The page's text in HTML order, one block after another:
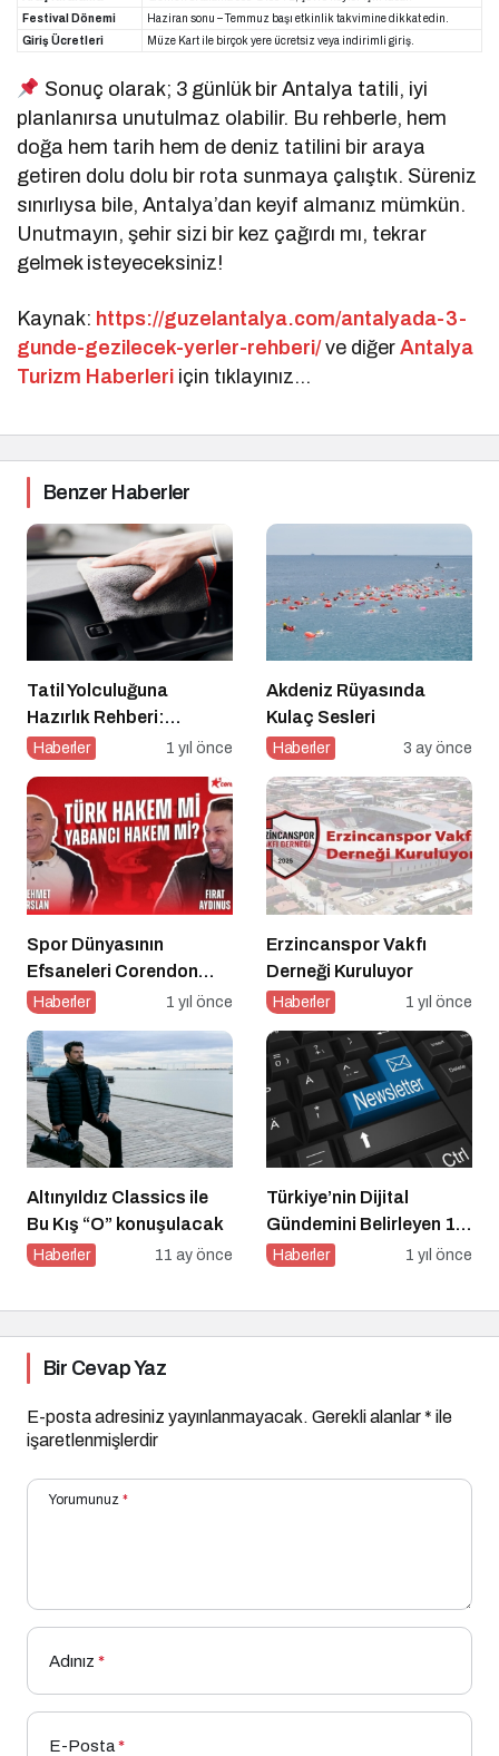
Festival Dönemi
Haziran sonu – Temmuz başı etkinlik takvimine dikkat edin.
Giriş Ücretleri
Müze Kart ile birçok yere ücretsiz veya indirimli giriş.
Sonuç olarak; 3 günlük bir Antalya tatili, iyi
planlanırsa unutulmaz olabilir. Bu rehberle, hem
doğa hem tarih hem de deniz tatilini bir araya
getiren dolu dolu bir rota sunmaya çalıştık. Süreniz
sınırlıysa bile, Antalya’dan keyif almanız mümkün.
Unutmayın, şehir sizi bir kez çağırdı mı, tekrar
gelmek isteyeceksiniz!
Kaynak: https://guzelantalya.com/antalyada-3-
gunde-gezilecek-yerler-rehberi/ve diğerAntalya
Turizm Haberleri için tıklayınız…
Benzer Haberler
Tatil Yolculuğuna
Hazırlık Rehberi:
Aracınız İçin Almanız
Haberler 1 yıl önce
Akdeniz Rüyasında
Kulaç Sesleri
Haberler 3 ay önce
Spor Dünyasının
Efsaneleri Corendon
Sport Talks’ta
Haberler 1 yıl önce
Erzincanspor Vakfı
Derneği Kuruluyor
Haberler 1 yıl önce
Altınyıldız Classics ile
Bu Kış “O” konuşulacak
Haberler 11 ay önce
Türkiye’nin Dijital
Gündemini Belirleyen 15
Haber Sitesi
Haberler 1 yıl önce
Bir Cevap Yaz
E-posta adresiniz yayınlanmayacak. Gerekli alanlar* ile
işaretlenmişlerdir
Yorumunuz *
Adınız *
E-Posta*